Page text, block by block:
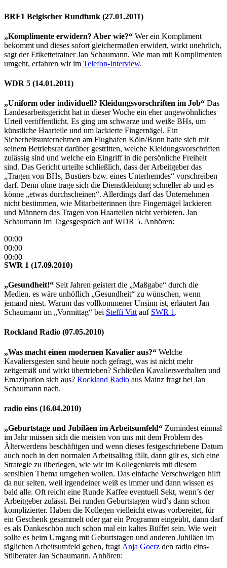
BRF1 Belgischer Rundfunk (27.01.2011)
„Komplimente erwidern? Aber wie?“ Wer ein Kompliment
bekommt und dieses sofort gleichermaßen erwidert, wirkt unehrlich,
sagt der Etikettetrainer Jan Schaumann. Wie man mit Komplimenten
umgeht, erfahren wir im Telefon-Interview.
WDR 5 (14.01.2011)
„Uniform oder individuell? Kleidungsvorschriften im Job“ Das
Landesarbeitsgericht hat in dieser Woche ein eher ungewöhnliches
Urteil veröffentlicht. Es ging um schwarze und weiße BHs, um
künstliche Haarteile und um lackierte Fingernägel. Ein
Sicherheitsunternehmen am Flughafen Köln/Bonn hatte sich mit
seinem Betriebsrat darüber gestritten, welche Kleidungsvorschriften
zulässig sind und welche ein Eingriff in die persönliche Freiheit
sind. Das Gericht urteilte schließlich, dass der Arbeitgeber das
„Tragen von BHs, Bustiers bzw. eines Unterhemdes“ vorschreiben
darf. Denn ohne trage sich die Dienstkleidung schneller ab und es
könne „etwas durchscheinen“. Allerdings darf das Unternehmen
nicht bestimmen, wie Mitarbeiterinnen ihre Fingernägel lackieren
und Männern das Tragen von Haarteilen nicht verbieten. Jan
Schaumann im Tagesgespräch auf WDR 5. Anhören:
00:00
00:00
00:00
SWR 1 (17.09.2010)
„Gesundheit!“ Seit Jahren geistert die „Maßgabe“ durch die
Medien, es wäre unhöflich „Gesundheit“ zu wünschen, wenn
jemand niest. Warum das vollkommener Unsinn ist, erläutert Jan
Schaumann im „Vormittag“ bei Steffi Vitt auf SWR 1 .
Rockland Radio (07.05.2010)
„Was macht einen modernen Kavalier aus?“ Welche
Kavaliersgesten sind heute noch gefragt, was ist nicht mehr
zeitgemäß und wirkt übertrieben? Schließen Kavaliersverhalten und
Emazipation sich aus? Rockland Radio aus Mainz fragt bei Jan
Schaumann nach.
radio eins (16.04.2010)
„Geburtstage und Jubiläen im Arbeitsumfeld“ Zumindest einmal
im Jahr müssen sich die meisten von uns mit dem Problem des
Älterwerdens beschäftigen und wenn dieses festgeschriebene Datum
auch noch in den normalen Arbeitsalltag fällt, dann gilt es, sich eine
Strategie zu überlegen, wie wir im Kollegenkreis mit diesem
sensiblen Thema umgehen wollen. Das einfache Verschweigen hilft
da nur selten, weil irgendeiner weiß es immer und dann wissen es
bald alle. Oft reicht eine Runde Kaffee eventuell Sekt, wenn’s der
Arbeitgeber zulässt. Bei runden Geburtstagen wird’s dann schon
komplizierter. Haben die Kollegen vielleicht etwas vorbereitet, für
ein Geschenk gesammelt oder gar ein Programm eingeübt, dann darf
es als Dankeschön auch schon mal ein kaltes Büffet sein. Wie weit
sollte es beim Umgang mit Geburtstagen und anderen Jubiläen im
täglichen Arbeitsumfeld gehen, fragt Anja Goerz den radio eins-
Stilberater Jan Schaumann. Anhören: